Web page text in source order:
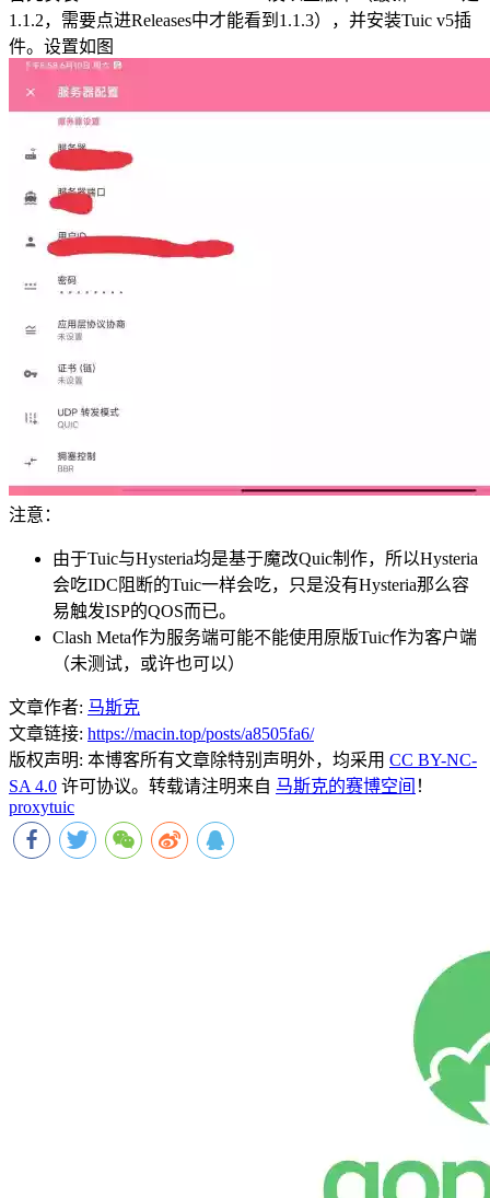
1.1.2，需要点进Releases中才能看到1.1.3），并安装Tuic v5插
件。设置如图
注意：
由于Tuic与Hysteria均是基于魔改Quic制作，所以Hysteria
会吃IDC阻断的Tuic一样会吃，只是没有Hysteria那么容
易触发ISP的QOS而已。
Clash Meta作为服务端可能不能使用原版Tuic作为客户端
（未测试，或许也可以）
文章作者: 马斯克
文章链接: https://macin.top/posts/a8505fa6/
版权声明: 本博客所有文章除特别声明外，均采用 CC BY-NC-
SA 4.0 许可协议。转载请注明来自 马斯克的赛博空间 ！
proxytuic